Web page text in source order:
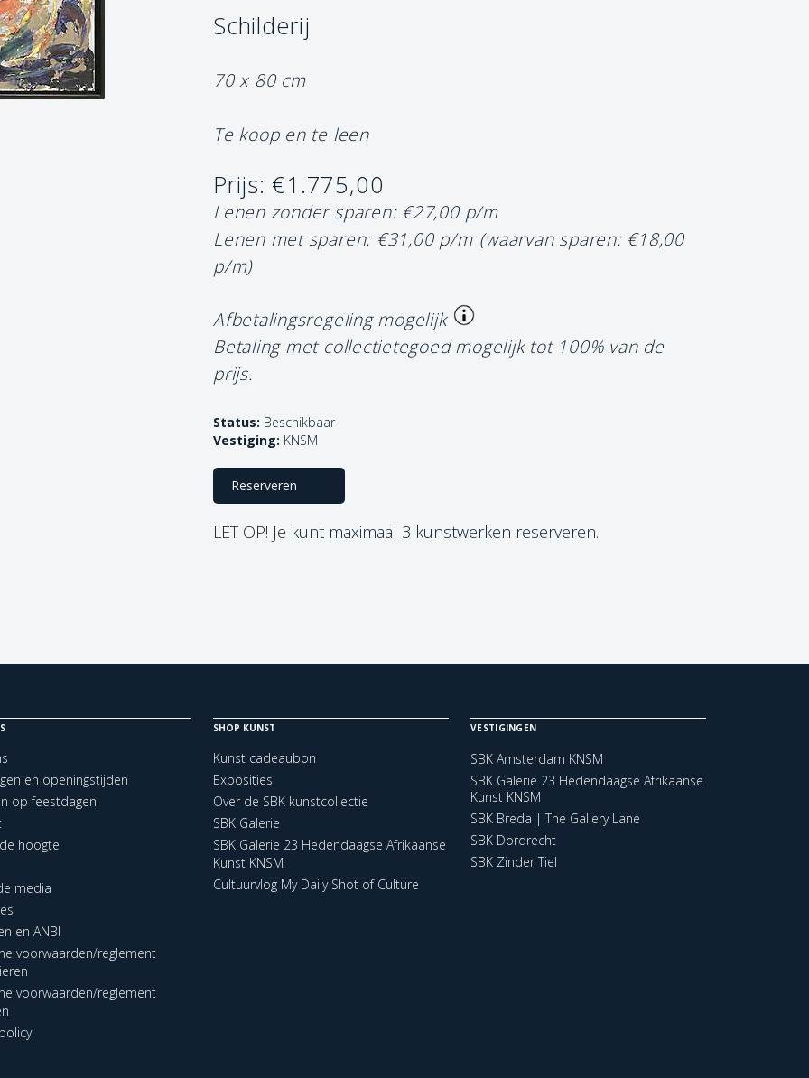
Schilderij
70 x 80 cm
Te koop en te leen
Prijs: €1.775,00
Lenen zonder sparen: €27,00 p/m
Lenen met sparen: €31,00 p/m (waarvan sparen: €18,00
p/m)
Afbetalingsregeling mogelijk
Betaling met collectietegoed mogelijk tot 100% van de
prijs.
Status: Beschikbaar
Vestiging: KNSM
Reserveren
LET OP! Je kunt maximaal 3 kunstwerken reserveren.
en openingstijden
op feestdagen
hoogte
media
en ANBI
voorwaarden/reglement
voorwaarden/reglement
SHOP KUNST
Kunst cadeaubon
Exposities
Over de SBK kunstcollectie
SBK Galerie
SBK Galerie 23 Hedendaagse Afrikaanse
Kunst KNSM
Cultuurvlog My Daily Shot of Culture
VESTIGINGEN
SBK Amsterdam KNSM
SBK Galerie 23 Hedendaagse Afrikaanse
Kunst KNSM
SBK Breda | The Gallery Lane
SBK Dordrecht
SBK Zinder Tiel